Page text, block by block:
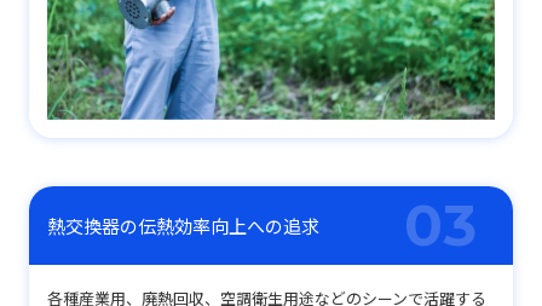
熱交換器の伝熱効率向上への追求
各種産業用、廃熱回収、空調衛生用途などのシーンで活躍する